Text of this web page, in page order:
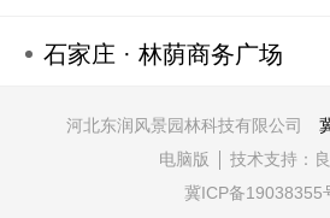
石家庄 · 林荫商务广场
河北东润风景园林科技有限公司
电脑版
技术支持：
冀ICP备19038355